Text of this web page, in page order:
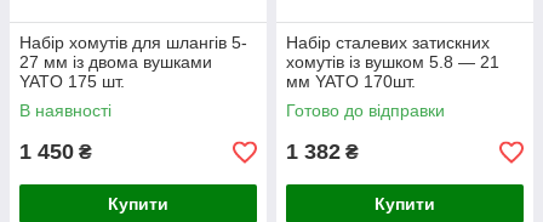
Набір хомутів для шлангів 5-
27 мм із двома вушками
YATO 175 шт.
В наявності
1 450 ₴
Купити
Набір сталевих затискних
хомутів із вушком 5.8 — 21
мм YATO 170шт.
Готово до відправки
1 382 ₴
Купити